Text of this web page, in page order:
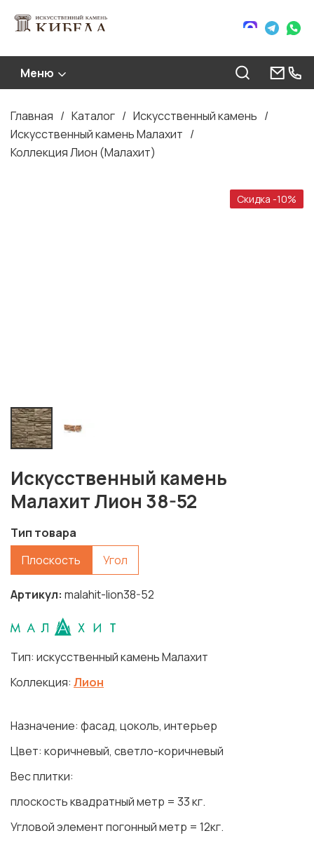
Меню
Строка
навигации
Главная Каталог
Искусственный камень
Искусственный камень Малахит
Коллекция Лион (Малахит)
Скидка -10%
Искусственный камень
Малахит Лион 38-52
Тип товара
Плоскость
Угол
Артикул malahit-lion38-52
Тип: искусственный камень Малахит
Коллекция: Лион
Назначение: фасад, цоколь, интерьер
Цвет: коричневый, светло-коричневый
Вес плитки:
плоскость квадратный метр = 33 кг.
Угловой элемент погонный метр = 12кг.